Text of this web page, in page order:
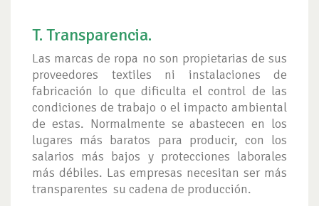
T. Transparencia.
Las marcas de ropa no son propietarias de sus
proveedores textiles ni instalaciones de
fabricación lo que dificulta el control de las
condiciones de trabajo o el impacto ambiental
de estas. Normalmente se abastecen en los
lugares más baratos para producir, con los
salarios más bajos y protecciones laborales
más débiles. Las empresas necesitan ser más
transparentes su cadena de producción.